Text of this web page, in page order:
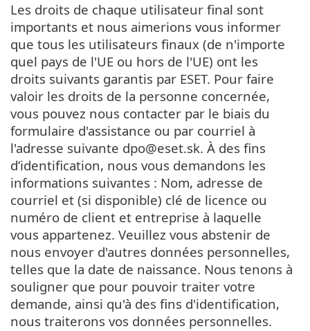
Les droits de chaque utilisateur final sont
importants et nous aimerions vous informer
que tous les utilisateurs finaux (de n'importe
quel pays de l'UE ou hors de l'UE) ont les
droits suivants garantis par ESET. Pour faire
valoir les droits de la personne concernée,
vous pouvez nous contacter par le biais du
formulaire d'assistance ou par courriel à
l'adresse suivante dpo@eset.sk. À des fins
d’identification, nous vous demandons les
informations suivantes : Nom, adresse de
courriel et (si disponible) clé de licence ou
numéro de client et entreprise à laquelle
vous appartenez. Veuillez vous abstenir de
nous envoyer d'autres données personnelles,
telles que la date de naissance. Nous tenons à
souligner que pour pouvoir traiter votre
demande, ainsi qu'à des fins d'identification,
nous traiterons vos données personnelles.